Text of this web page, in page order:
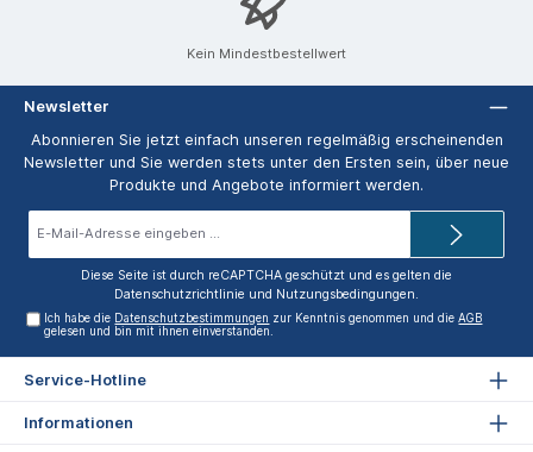
Kein Mindestbestellwert
Newsletter
Abonnieren Sie jetzt einfach unseren regelmäßig erscheinenden
Newsletter und Sie werden stets unter den Ersten sein, über neue
Produkte und Angebote informiert werden.
Diese Seite ist durch reCAPTCHA geschützt und es gelten die
Datenschutzrichtlinie und Nutzungsbedingungen.
Ich habe die Datenschutzbestimmungen zur Kenntnis genommen und dieAGB
gelesen und bin mit ihnen einverstanden.
Service-Hotline
Informationen